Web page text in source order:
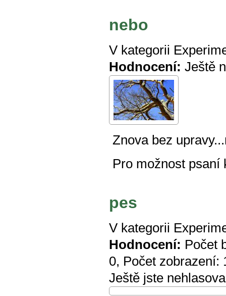
nebo
V kategorii
Hodnocení: Ještě
Znova bez
Pro možnost
pes
V kategorii
Hodnocení: Počet
0, Počet zobrazení:
Ještě jste